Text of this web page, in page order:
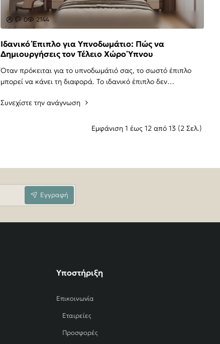
0 2144
Ιδανικό Έπιπλο για Υπνοδωμάτιο: Πώς να
Δημιουργήσεις τον Τέλειο Χώρο Ύπνου
Όταν πρόκειται για το υπνοδωμάτιό σας, το σωστό έπιπλο
μπορεί να κάνει τη διαφορά. Το ιδανικό έπιπλο δεν
Συνεχίστε την ανάγνωση
Εμφάνιση 1 έως 12 από 13 (2 Σελ.)
Εγγραφή
Υποστήριξη
Επικοινωνία
Εταιρείες
Προσφορές